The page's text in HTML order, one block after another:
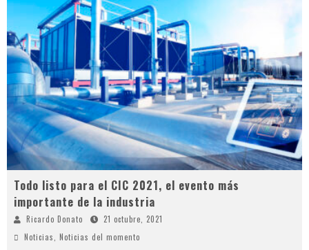
Todo listo para el CIC 2021, el evento más
importante de la industria
Ricardo Donato
21 octubre, 2021
Noticias, Noticias del momento